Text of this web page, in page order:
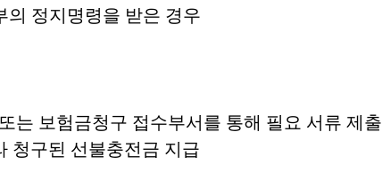
의 정지명령을 받은 경우
는 보험금청구 접수부서를 통해 필요 서류 제출
청구된 선불충전금 지급